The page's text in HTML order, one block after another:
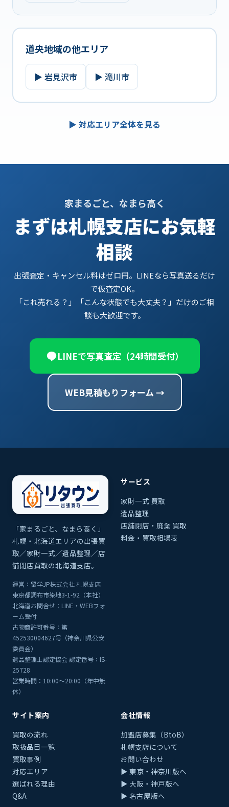
道央地域の他エリア
▶ 岩見沢市 ▶ 滝川市
▶ 対応エリア全体を見る
家まるごと、なまら高く
まずは札幌支店にお気軽
相談
出張査定・キャンセル料はゼロ円。LINEなら写真送るだけ
で仮査定OK。
「これ売れる？」「こんな状態でも大丈夫？」だけのご相
談も大歓迎です。
LINEで写真査定（24時間受付）
WEB見積もりフォーム →
「家まるごと、なまら高く」
札幌・北海道エリアの出張買
取／家財一式／遺品整理／店
舗閉店買取の北海道支店。
運営：留学JP株式会社 札幌支店
東京都調布市染地3-1-92（本社）
北海道お問合せ：LINE・WEBフォ
ーム受付
古物商許可番号：第
452530004627号（神奈川県公安
委員会）
遺品整理士認定協会 認定番号：IS-
25728
営業時間：10:00〜20:00（年中無
休）
サービス
家財一式 買取
遺品整理
店舗閉店・廃業 買取
料金・買取相場表
サイト案内
買取の流れ
取扱品目一覧
買取事例
対応エリア
選ばれる理由
Q&A
会社情報
加盟店募集（BtoB）
札幌支店について
お問い合わせ
▶ 東京・神奈川版へ
▶ 大阪・神戸版へ
▶ 名古屋版へ